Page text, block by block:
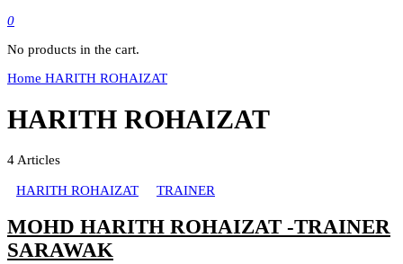
0
No products in the cart.
Home HARITH ROHAIZAT
HARITH ROHAIZAT
4 Articles
HARITH ROHAIZAT TRAINER
MOHD HARITH ROHAIZAT -TRAINER
SARAWAK